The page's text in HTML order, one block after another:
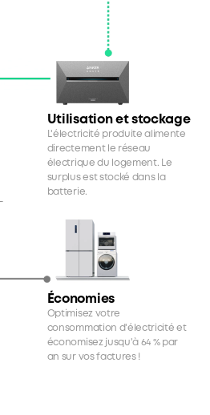
Utilisation et stockage
L'électricité produite alimente
directement le réseau
électrique du logement. Le
surplus est stocké dans la
batterie.
Économies
Optimisez votre
consommation d'électricité et
économisez jusqu'à 64 % par
an sur vos factures !